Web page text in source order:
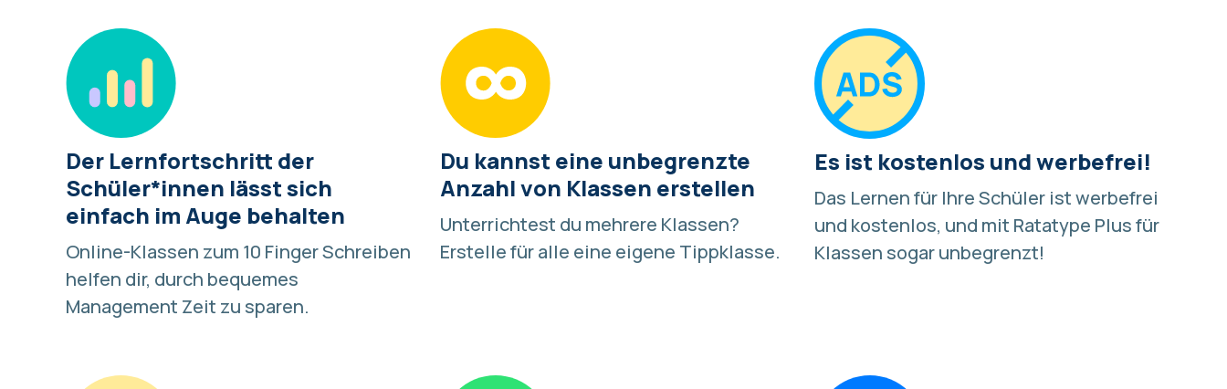
Der Lernfortschritt der
Schüler*innen lässt sich
einfach im Auge behalten
Online-Klassen zum 10 Finger Schreiben
helfen dir, durch bequemes
Management Zeit zu sparen.
Du kannst eine unbegrenzte
Anzahl von Klassen erstellen
Unterrichtest du mehrere Klassen?
Erstelle für alle eine eigene Tippklasse.
Es ist kostenlos und werbefrei!
Das Lernen für Ihre Schüler ist werbefrei
und kostenlos, und mit Ratatype Plus für
Klassen sogar unbegrenzt!